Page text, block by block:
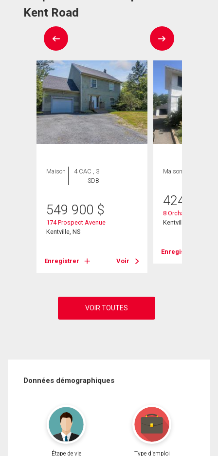
Kent Road
Maison
4 CAC , 3
SDB
549 900 $
174 Prospect Avenue
Kentville, NS
Enregistrer Voir
Maison
424 800
8 Orchard Road
Kentville, NS
Enregistrer
Données démographiques
Étape de vie Type d'emploi